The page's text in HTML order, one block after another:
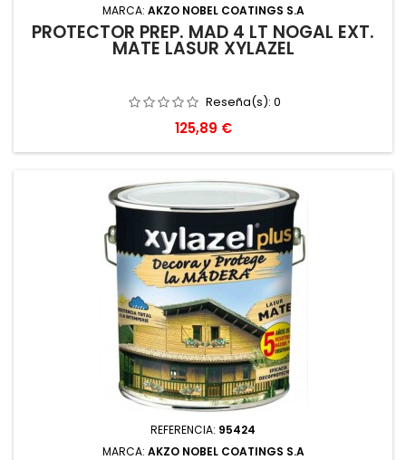
MARCA: AKZO NOBEL COATINGS S.A
PROTECTOR PREP. MAD 4 LT NOGAL EXT.
MATE LASUR XYLAZEL
Reseña(s): 0
Precio
125,89 €
REFERENCIA: 95424
MARCA: AKZO NOBEL COATINGS S.A